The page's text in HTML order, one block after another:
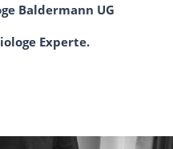
Baldermann UG
Experte.